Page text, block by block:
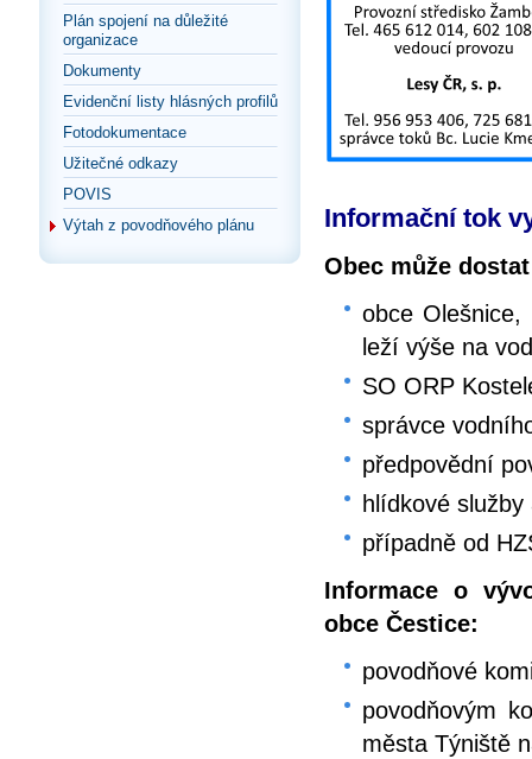
Plán spojení na důležité
organizace
Dokumenty
Evidenční listy hlásných profilů
Fotodokumentace
Užitečné odkazy
POVIS
Výtah z povodňového plánu
Informační tok
Obec může
obce
leží výše na
SO ORP
správce
předpovědní
hlídkové
případně od
Informace o
obce Čestice:
povodňové
povodňovým
města Týniště